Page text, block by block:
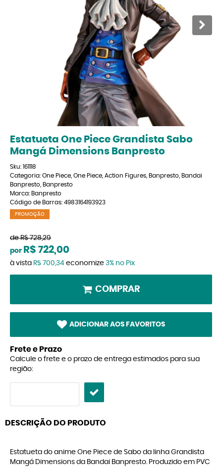
Estatueta One Piece Grandista Sabo
Mangá Dimensions Banpresto
Sku: 161118
Categoria: One Piece One Piece Action Figures Banpresto Bandai
Banpresto Banpresto
Marca: Banpresto
Código de Barras: 4983164193923
PROMOÇÃO
de R$ 728,29
por R$ 722,00
à vista R$ 700,34 economize 3% no Pix
COMPRAR
ADICIONAR AOS FAVORITOS
Frete e Prazo
Calcule o frete e o prazo de entrega estimados para sua
região:
DESCRIÇÃO DO PRODUTO
Estatueta do anime One Piece de Sabo da linha Grandista
Mangá Dimensions da Bandai Banpresto. Produzido em PVC